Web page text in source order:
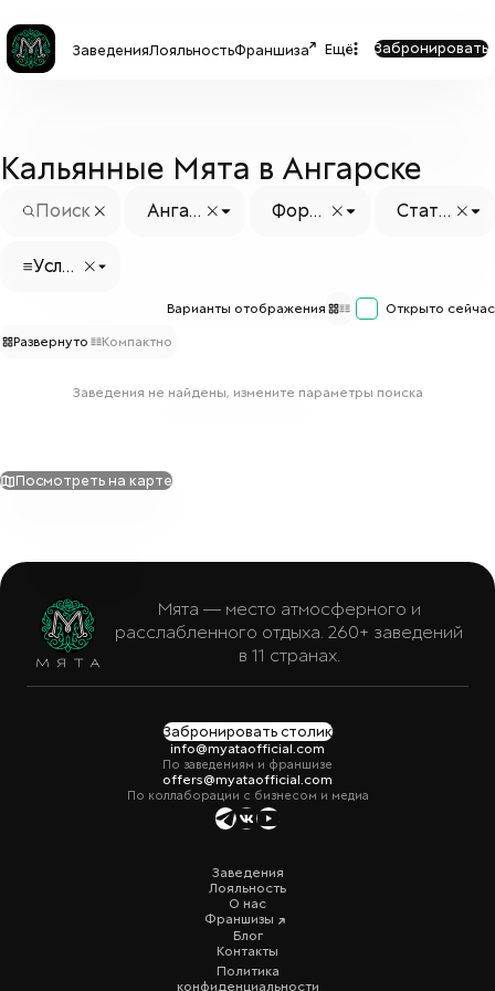
ЗаведенияЛояльностьФраншиза Ещё Забронировать
Кальянные Мята в Ангарске
Ангар
Форм
Стату
Услуг
Варианты отображения
Открыто сейчас
Развернуто
Компактно
Заведения не найдены, измените параметры поиска
Посмотреть на карте
Мята — место атмосферного и
расслабленного отдыха. 260+ заведений
в 11 странах.
Забронировать столик
info@myataofficial.com
По заведениям и франшизе
offers@myataofficial.com
По коллаборации с бизнесом и медиа
Заведения
Лояльность
О нас
Франшизы
Блог
Контакты
Политика
конфиденциальности